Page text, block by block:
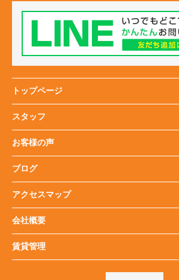
トップページ
スタッフ
お客様の声
ブログ
アクセスマップ
会社概要
賃貸管理